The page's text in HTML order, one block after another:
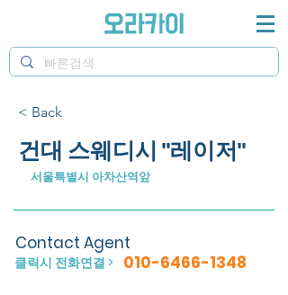
< Back
건대 스웨디시 "레이저"
서울특별시 아차산역앞
010-6466-1348
클릭시 전화연결 >
Contact Agent